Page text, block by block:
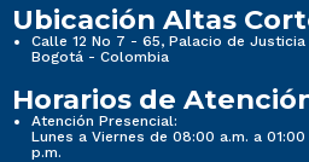
Ubicación Altas
Calle 12 No 7 - 65, Palacio de
Bogotá - Colombia
Horarios de
Atención Presencial:
Lunes a Viernes de 08:00 a.m. a
p.m.